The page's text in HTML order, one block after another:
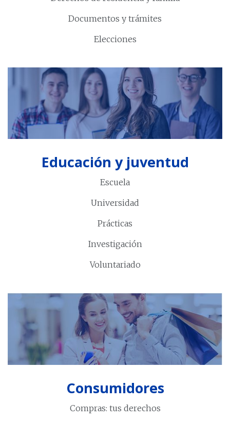
Documentos y trámites
Elecciones
Educación y juventud
Escuela
Universidad
Prácticas
Investigación
Voluntariado
Consumidores
Compras: tus derechos